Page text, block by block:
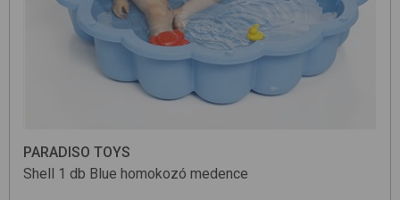
PARADISO TOYS
Shell 1 db Blue homokozó medence